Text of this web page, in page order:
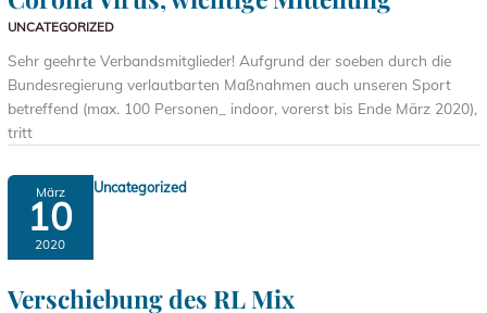
UNCATEGORIZED
Sehr geehrte Verbandsmitglieder! Aufgrund der soeben durch die
Bundesregierung verlautbarten Maßnahmen auch unseren Sport
betreffend (max. 100 Personen_ indoor, vorerst bis Ende März 2020),
tritt
März
10
2020
Uncategorized
Verschiebung des RL Mix